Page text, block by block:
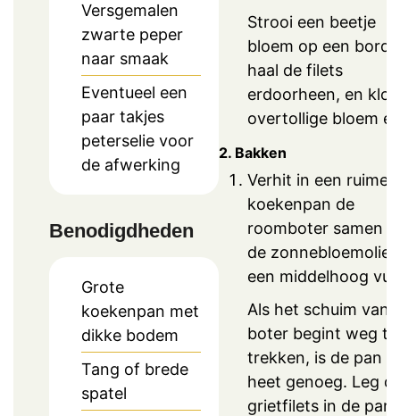
Versgemalen
zwarte peper
naar smaak
Eventueel een
paar takjes
peterselie voor
de afwerking
Benodigdheden
Grote
koekenpan met
dikke bodem
Tang of brede
spatel
Strooi een beetje
bloem op een bord
haal de filets
erdoorheen, en klop
overtollige bloem
2. Bakken
Verhit in een ruime
koekenpan de
roomboter samen
de zonnebloemolie
een middelhoog
Als het schuim van
boter begint weg te
trekken, is de pan
heet genoeg. Leg
grietfilets in de pan.